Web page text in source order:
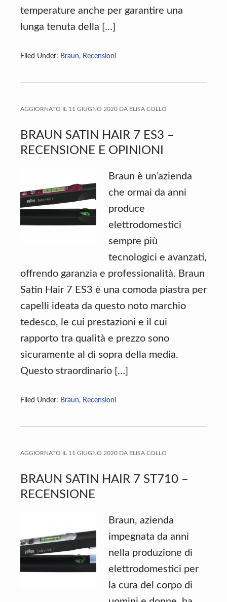
temperature anche per garantire una
lunga tenuta della […]
Filed Under: Braun, Recensioni
AGGIORNATO IL 11 GIUGNO 2020 DA ELISA COLLO
BRAUN SATIN HAIR 7 ES3 –
RECENSIONE E OPINIONI
Braun è un’azienda
che ormai da anni
produce
elettrodomestici
sempre più
tecnologici e avanzati,
offrendo garanzia e professionalità. Braun
Satin Hair 7 ES3 è una comoda piastra per
capelli ideata da questo noto marchio
tedesco, le cui prestazioni e il cui
rapporto tra qualità e prezzo sono
sicuramente al di sopra della media.
Questo straordinario […]
Filed Under: Braun, Recensioni
AGGIORNATO IL 11 GIUGNO 2020 DA ELISA COLLO
BRAUN SATIN HAIR 7 ST710 –
RECENSIONE
Braun, azienda
impegnata da anni
nella produzione di
elettrodomestici per
la cura del corpo di